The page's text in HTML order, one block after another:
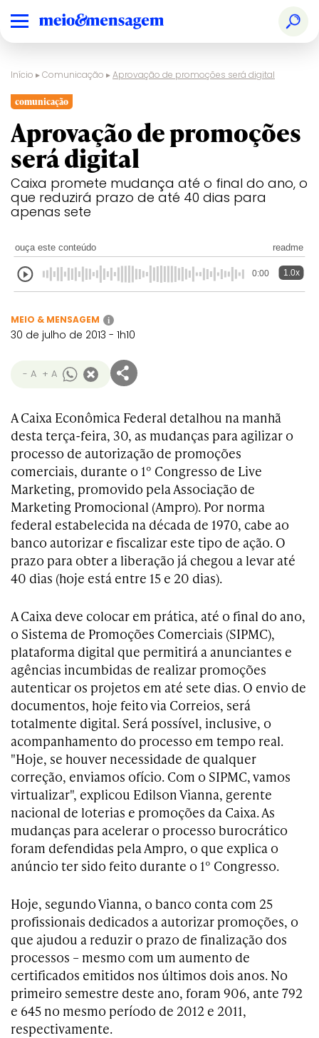
Início ▸Comunicação ▸Aprovação de promoções será digital
comunicação
Aprovação de promoções
será digital
Caixa promete mudança até o final do ano, o
que reduzirá prazo de até 40 dias para
apenas sete
ouça este conteúdo readme
0:00 1.0x
MEIO & MENSAGEM i
30 de julho de 2013 - 1h10
- A + A
A Caixa Econômica Federal detalhou na manhã
desta terça-feira, 30, as mudanças para agilizar o
processo de autorização de promoções
comerciais, durante o 1° Congresso de Live
Marketing, promovido pela Associação de
Marketing Promocional (Ampro). Por norma
federal estabelecida na década de 1970, cabe ao
banco autorizar e fiscalizar este tipo de ação. O
prazo para obter a liberação já chegou a levar até
40 dias (hoje está entre 15 e 20 dias).
A Caixa deve colocar em prática, até o final do ano,
o Sistema de Promoções Comerciais (SIPMC),
plataforma digital que permitirá a anunciantes e
agências incumbidas de realizar promoções
autenticar os projetos em até sete dias. O envio de
documentos, hoje feito via Correios, será
totalmente digital. Será possível, inclusive, o
acompanhamento do processo em tempo real.
"Hoje, se houver necessidade de qualquer
correção, enviamos ofício. Com o SIPMC, vamos
virtualizar", explicou Edilson Vianna, gerente
nacional de loterias e promoções da Caixa. As
mudanças para acelerar o processo burocrático
foram defendidas pela Ampro, o que explica o
anúncio ter sido feito durante o 1° Congresso.
Hoje, segundo Vianna, o banco conta com 25
profissionais dedicados a autorizar promoções, o
que ajudou a reduzir o prazo de finalização dos
processos – mesmo com um aumento de
certificados emitidos nos últimos dois anos. No
primeiro semestre deste ano, foram 906, ante 792
e 645 no mesmo período de 2012 e 2011,
respectivamente.